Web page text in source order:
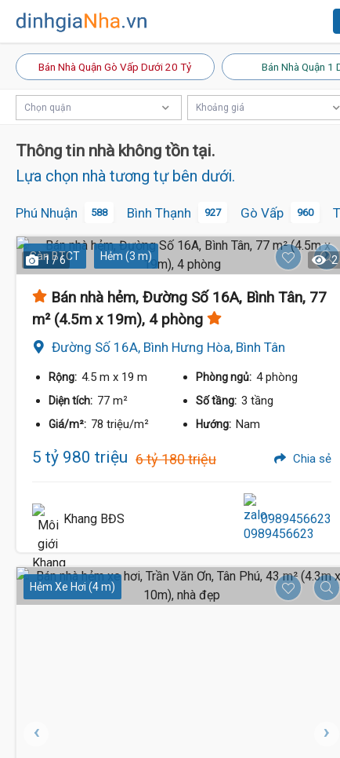
Bán Nhà Quận Gò Vấp Dưới 20 Tỷ Bán Nhà Quận 1
Chọn quận Khoảng giá
Thông tin nhà không tồn tại.
Lựa chọn nhà tương tự bên dưới.
Phú Nhuận 588 Bình Thạnh 927 Gò Vấp 960
Sàn BTCT Hẻm (3 m)
1 / 6 2
Bán nhà hẻm, Đường Số 16A, Bình Tân, 77
m² (4.5m x 19m), 4 phòng
Đường Số 16A, Bình Hưng Hòa, Bình Tân
Rộng: 4.5 m x 19 m Phòng ngủ: 4 phòng
Diện tích: 77 m² Số tầng: 3 tầng
Giá/m²: 78 triệu/m² Hướng: Nam
5 tỷ 980 triệu 6 tỷ 180 triệu Chia sẻ
Khang BĐS 0989456623
Hẻm Xe Hơi (4 m)